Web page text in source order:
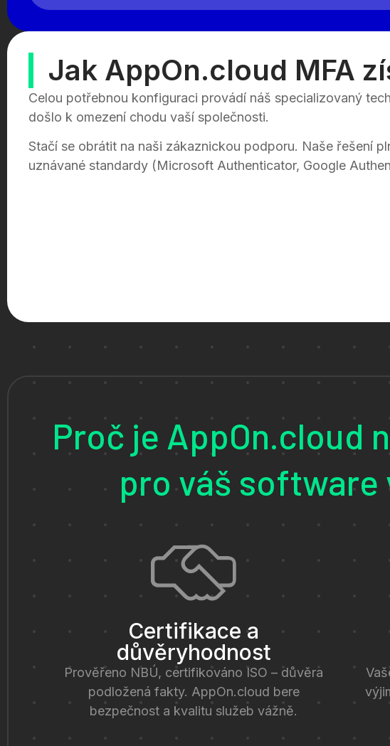
Jak AppOn.cloud MFA
Celou potřebnou konfiguraci provádí náš specializovaný
došlo k omezení chodu vaší společnosti.
Stačí se obrátit na naši zákaznickou podporu. Naše řešení
uznávané standardy (Microsoft Authenticator, Google
Proč je AppOn.cloud
pro váš software
Certifikace a
důvěryhodnost
Prověřeno NBÚ, certifikováno ISO – důvěra
podložená fakty. AppOn.cloud bere
bezpečnost a kvalitu služeb vážně.